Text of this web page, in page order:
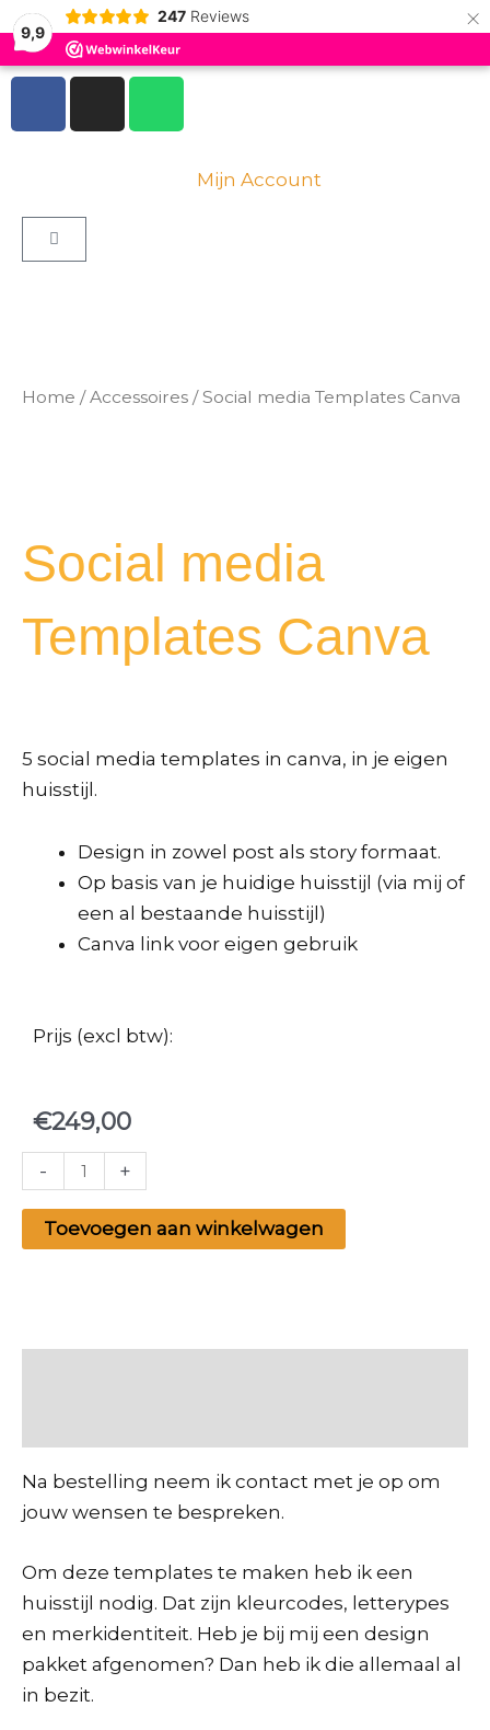
9,9
247 Reviews ×
Ga
naar
de
o
o
W
Mijn Account
Winkelwagen
Home /Accessoires / Social media Templates Canva
Social media
Templates Canva
5 social media templates in canva, in je eigen
huisstijl.
Design in zowel post als story formaat.
Op basis van je huidige huisstijl (via mij of
een al bestaande huisstijl)
Canva link voor eigen gebruik
Prijs (excl btw):
€249,00
-
Social
media
Templates
+
Toevoegen aan winkelwagen
Na bestelling neem ik contact met je op om
jouw wensen te bespreken.
Om deze templates te maken heb ik een
huisstijl nodig. Dat zijn kleurcodes, letterypes
en merkidentiteit. Heb je bij mij een design
pakket afgenomen? Dan heb ik die allemaal al
in bezit.